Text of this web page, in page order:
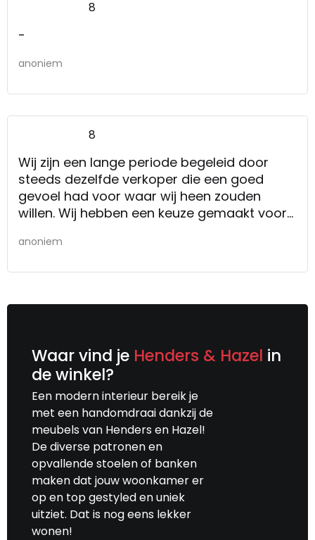
8
-
anoniem
8
Wij zijn een lange periode begeleid door
steeds dezelfde verkoper die een goed
gevoel had voor waar wij heen zouden
willen. Wij hebben een keuze gemaakt voor
keukentafel + stoelen, 2 woonkamer banken
Wij zijn een lange periode begeleid door
steeds dezelfde verkoper die een goed
gevoel had voor waar wij heen zouden
willen. Wij hebben een keuze gemaakt voor
een behoorlijke investering bestaande uit
keukentafel + stoelen, 2 woonkamer banken
en bijpassende salon- en bijzet tafels.
Uiteindelijk hebben we een keuze gemaakt
die heel goed past in de bestaande woning;
tijdloos met een eigen, sfeervol, rustiek en
toch ook modern karakter.
anoniem
Waar vind je Henders & Hazel in
de winkel?
Een modern interieur bereik je
met een handomdraai dankzij de
meubels van Henders en Hazel!
De diverse patronen en
opvallende stoelen of banken
maken dat jouw woonkamer er
op en top gestyled en uniek
uitziet. Dat is nog eens lekker
wonen!